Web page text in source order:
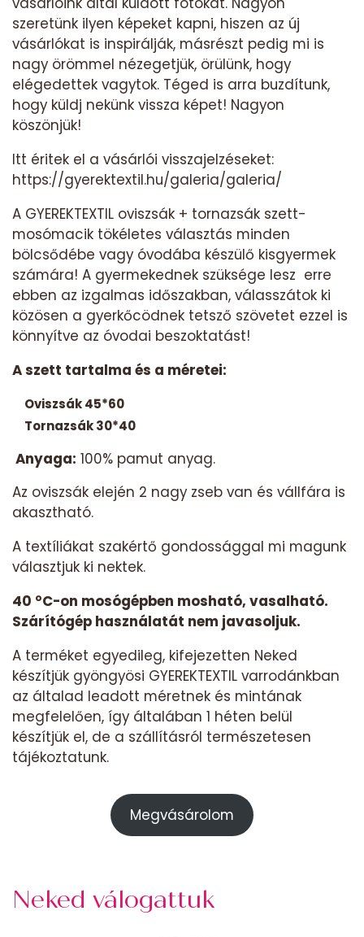
szeretünk ilyen képeket kapni, hiszen az új
vásárlókat is inspirálják, másrészt pedig mi is
nagy örömmel nézegetjük, örülünk, hogy
elégedettek vagytok. Téged is arra buzdítunk,
hogy küldj nekünk vissza képet! Nagyon
köszönjük!
Itt éritek el a vásárlói visszajelzéseket:
https://gyerektextil.hu/galeria/galeria/
A GYEREKTEXTIL oviszsák + tornazsák szett-
mosómacik tökéletes választás minden
bölcsődébe vagy óvodába készülő kisgyermek
számára! A gyermekednek szüksége lesz erre
ebben az izgalmas időszakban, válasszátok ki
közösen a gyerkőcödnek tetsző szövetet ezzel is
könnyítve az óvodai beszoktatást!
A szett tartalma és a méretei:
Oviszsák 45*60
Tornazsák 30*40
Anyaga: 100% pamut anyag.
Az oviszsák elején 2 nagy zseb van és vállfára is
akasztható.
A textíliákat szakértő gondossággal mi magunk
választjuk ki nektek.
40 °C-on mosógépben mosható, vasalható.
Szárítógép használatát nem javasoljuk.
A terméket egyedileg, kifejezetten Neked
készítjük gyöngyösi GYEREKTEXTIL varrodánkban
az általad leadott méretnek és mintának
megfelelően, így általában 1 héten belül
készítjük el, de a szállításról természetesen
tájékoztatunk.
Megvásárolom
Neked válogattuk